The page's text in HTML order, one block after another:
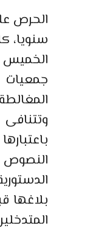
الحرص
سنويا،
جمعيات
النصوص
بلاغها